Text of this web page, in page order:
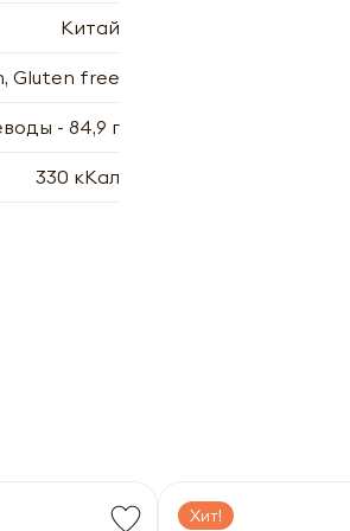
Китай
Gluten free
- 84,9 г
330 кКал
Хит!